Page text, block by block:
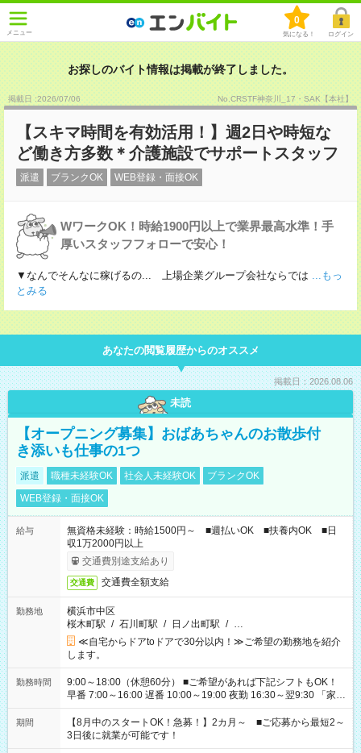
メニュー
0
気になる！ ログイン
お探しのバイト情報は掲載が終了しました。
掲載日 :2026/07/06 No.CRSTF神奈川_17・SAK【本社】
【スキマ時間を有効活用！】週2日や時短な
ど働き方多数＊介護施設でサポートスタッフ
派遣 ブランクOK WEB登録・面接OK
WワークOK！時給1900円以上で業界最高水準！手
厚いスタッフフォローで安心！
▼なんでそんなに稼げるの... 上場企業グループ会社ならでは ...もっ
とみる
あなたの閲覧履歴からのオススメ
掲載日：2026.08.06
未読
【オープニング募集】おばあちゃんのお散歩付
き添いも仕事の1つ
派遣 職種未経験OK 社会人未経験OK
ブランクOK
WEB登録・面接OK
給与
無資格未経験：時給1500円～ ■週払いOK ■扶養内OK ■日
収1万2000円以上
交通費別途支給あり
交通費 交通費全額支給
勤務地
横浜市中区
桜木町駅 / 石川町駅 / 日ノ出町駅 / …
≪自宅からドアtoドアで30分以内！≫ご希望の勤務地を紹介
します。
勤務時間
9:00～18:00（休憩60分） ■ご希望があれば下記シフトもOK！
早番 7:00～16:00 遅番 10:00～19:00 夜勤 16:30～翌9:30 「家族
と休みを合わせたい」 「余裕を持って夕飯の準備がしたい」
「できれば残業はしたくない」 など、ご希望を教えてください
ね。 ※Wワーク希望の方へ 今ご覧のお仕事で希望する勤務時間
と、もう1つのお仕事の勤務時間。 合計で週40時間を超える場
期間
【8月中のスタートOK！急募！】2カ月～ ■ご応募から最短2～
3日後に就業が可能です！